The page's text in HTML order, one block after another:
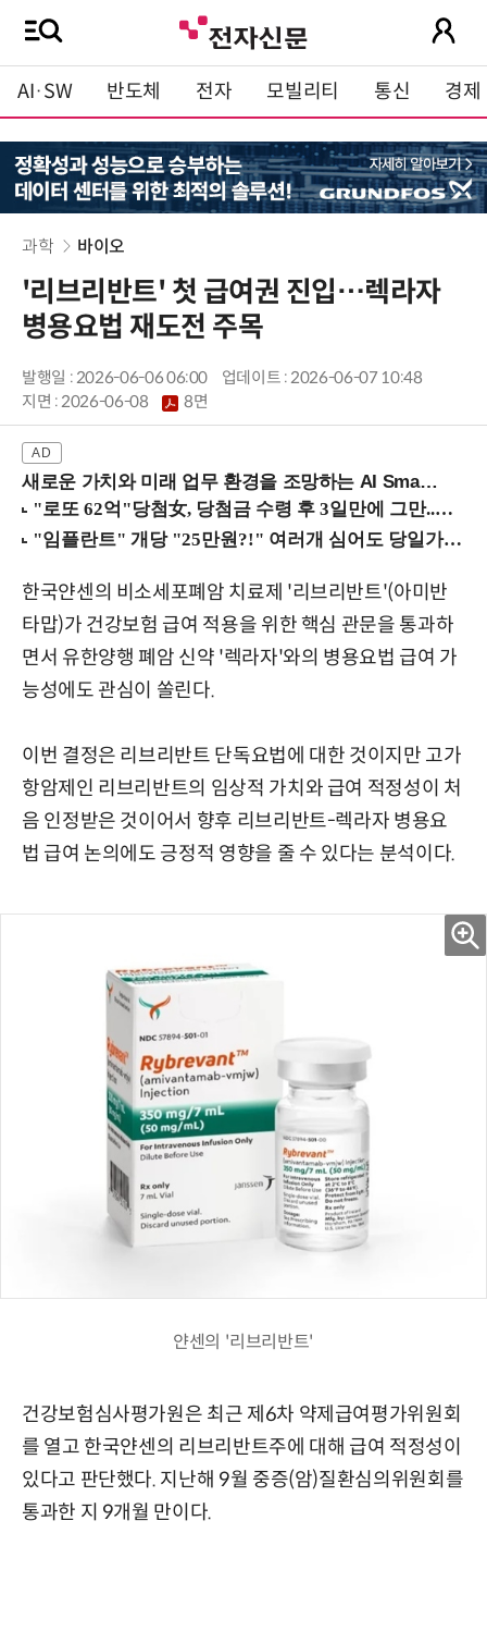
AI·SW 반도체 전자 모빌리티 통신 경제
과학 바이오
'리브리반트' 첫 급여권 진입…렉라자
병용요법 재도전 주목
발행일 : 2026-06-06 06:00
업데이트 : 2026-06-07 10:48
지면 :2026-06-08 8면
새로운 가치와 미래 업무 환경을 조망하는 AI Smart Work Summit 2026 (9/11 코엑스)
한국얀센의 비소세포폐암 치료제 '리브리반트'(아미반
타맙)가 건강보험 급여 적용을 위한 핵심 관문을 통과하
면서 유한양행 폐암 신약 '렉라자'와의 병용요법 급여 가
능성에도 관심이 쏠린다.
이번 결정은 리브리반트 단독요법에 대한 것이지만 고가
항암제인 리브리반트의 임상적 가치와 급여 적정성이 처
음 인정받은 것이어서 향후 리브리반트-렉라자 병용요
법 급여 논의에도 긍정적 영향을 줄 수 있다는 분석이다.
얀센의 '리브리반트'
건강보험심사평가원은 최근 제6차 약제급여평가위원회
를 열고 한국얀센의 리브리반트주에 대해 급여 적정성이
있다고 판단했다. 지난해 9월 중증(암)질환심의위원회를
통과한 지 9개월 만이다.